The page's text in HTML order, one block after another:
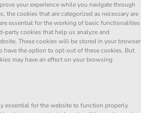
your experience while you navigate through
the cookies that are categorized as necessary are
essential for the working of basic functionalities
party cookies that help us analyze and
These cookies will be stored in your browser
have the option to opt-out of these cookies. But
may have an effect on your browsing
essential for the website to function properly.